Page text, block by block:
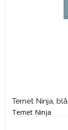
Ternet Ninja, blå
Ternet Ninja